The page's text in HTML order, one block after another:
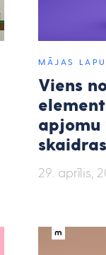
MĀJAS
Viens
apjomu
29. aprīlis,